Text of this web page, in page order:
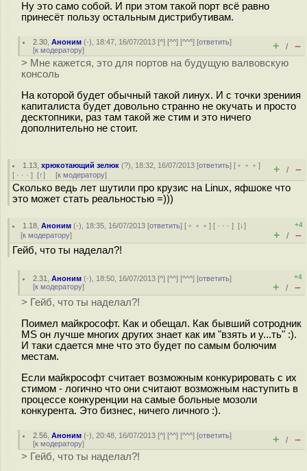
Ну это само собой. И при этом такой порт всё равно
принесёт пользу остальным дистрибутивам.
2.30 ,Аноним (-), 18:47, 16/07/2013 [^] [^^] [^^^] [ответить]
[к модератору] + / –
> Мне кажется, это для портов на будущую валвовскую
консоль
На которой будет обычный такой линух. И с точки зрениия
капиталиста будет довольно странно не окучать и просто
десктопники, раз там такой же стим и это ничего
дополнительно не стоит.
1.13 ,хрюкотающий зелюк (?), 18:32, 16/07/2013 [ответить] [ ﹢﹢﹢]
[ · · · ] [↑] [к модератору] + / –
Сколько ведь лет шутили про крузис на Linux, яфшоке что
это может стать реальностью =)))
1.18 ,Аноним (-), 18:35, 16/07/2013 [ответить] [ ﹢﹢﹢] [ · · ·][↓]
[к модератору]
+4
+ / –
Гейб, что ты наделал?!
2.31 ,Аноним (-), 18:50, 16/07/2013 [^] [^^] [^^^] [ответить]
[к модератору]
+4
+ / –
> Гейб, что ты наделал?!
Поимел майкрософт. Как и обещал. Как бывший сотродник
MS он лучше многих других знает как им "взять и у...ть" :).
И таки сдается мне что это будет по самым болючим
местам.
Если майкрософт считает возможным конкурировать с их
стимом - логично что они считают возможным наступить в
процессе конкуренции на самые больные мозоли
конкурента. Это бизнес, ничего личного :).
2.56 ,Аноним (-), 20:48, 16/07/2013 [^] [^^] [^^^] [ответить]
[к модератору] + / –
> Гейб, что ты наделал?!